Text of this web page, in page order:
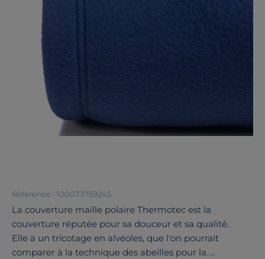
Référence : 100073759245
La couverture maille polaire Thermotec est la
couverture réputée pour sa douceur et sa qualité.
Elle a un tricotage en alvéoles, que l'on pourrait
comparer à la technique des abeilles pour la